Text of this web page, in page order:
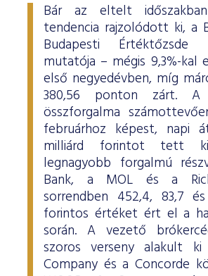
Bár az eltelt
tendencia rajzolódott ki, a
Budapesti
mutatója – mégis 9,3%-kal
első negyedévben, míg
380,56 ponton zárt. A
összforgalma
februárhoz képest, napi
milliárd forintot tett
legnagyobb forgalmú
Bank, a MOL és a
sorrendben 452,4, 83,7
forintos értéket ért el a
során. A vezető
szoros verseny alakult
Company és a Concorde